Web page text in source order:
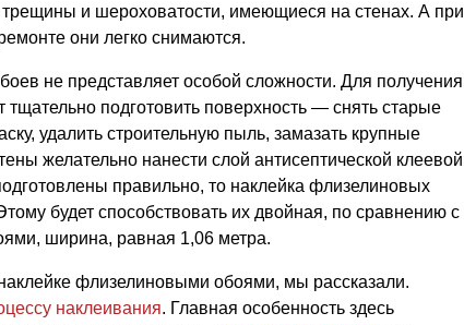
трещины и шероховатости, имеющиеся на стенах. А при
они легко снимаются.
не представляет особой сложности. Для получения
тщательно подготовить поверхность — снять старые
удалить строительную пыль, замазать крупные
желательно нанести слой антисептической клеевой
правильно, то наклейка флизелиновых
будет способствовать их двойная, по сравнению с
ширина, равная 1,06 метра.
наклейке флизелиновыми обоями, мы рассказали.
наклеивания. Главная особенность здесь